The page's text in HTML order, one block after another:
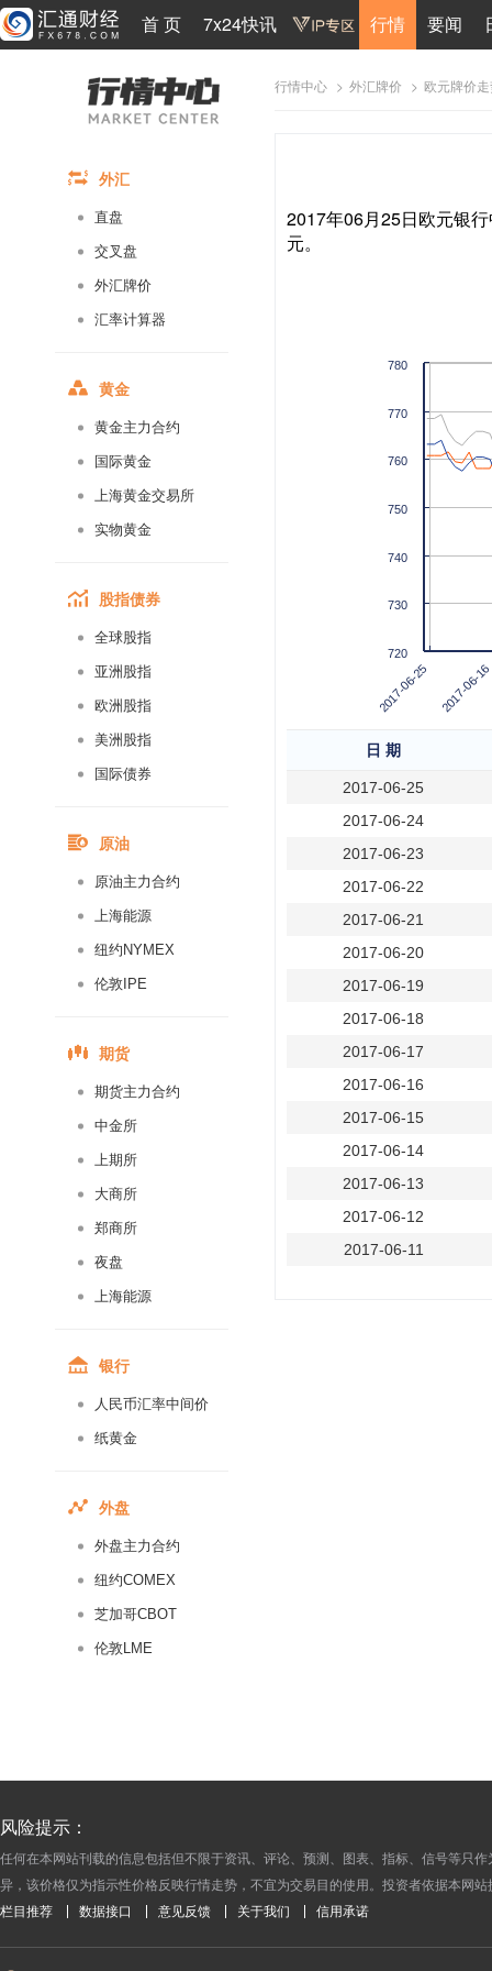
首 页 7x24快讯 行情 要闻
外汇
直盘
交叉盘
外汇牌价
汇率计算器
黄金
黄金主力合约
国际黄金
上海黄金交易所
实物黄金
股指债券
全球股指
亚洲股指
欧洲股指
美洲股指
国际债券
原油
原油主力合约
上海能源
纽约NYMEX
伦敦IPE
期货
期货主力合约
中金所
上期所
大商所
郑商所
夜盘
上海能源
银行
人民币汇率中间价
纸黄金
外盘
外盘主力合约
纽约COMEX
芝加哥CBOT
伦敦LME
行情中心 > 外汇牌价 > 欧元牌价
2017年06月25日欧元银
元。
2017-06-25 2017-06-16
720
730
740
750
760
770
780
日 期
2017-06-25
2017-06-24
2017-06-23
2017-06-22
2017-06-21
2017-06-20
2017-06-19
2017-06-18
2017-06-17
2017-06-16
2017-06-15
2017-06-14
2017-06-13
2017-06-12
2017-06-11
2017-05-26
2017-05-23
2017-05-22
风险提示：
任何在本网站刊载的信息包括但不限于资讯、评论、预测、图表、指标、信号等只
异，该价格仅为指示性价格反映行情走势，不宜为交易目的使用。投资者依据本网
栏目推荐 数据接口 意见反馈 关于我们 信用承诺